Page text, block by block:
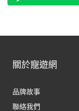
關於寵遊網
品牌故事
聯絡我們